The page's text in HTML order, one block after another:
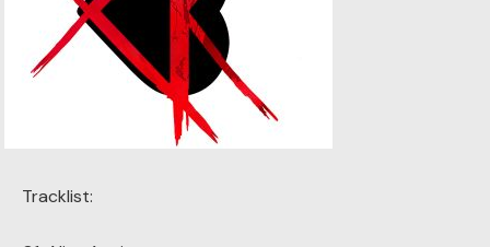
Tracklist: